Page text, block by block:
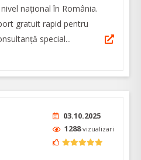
național în România.
gratuit rapid pentru
special...
03.10.2025
1288vizualizari